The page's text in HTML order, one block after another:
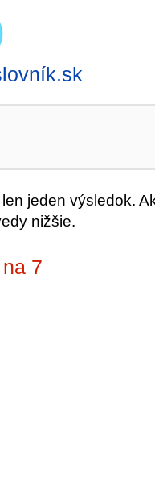
jeden výsledok.
nižšie.
7